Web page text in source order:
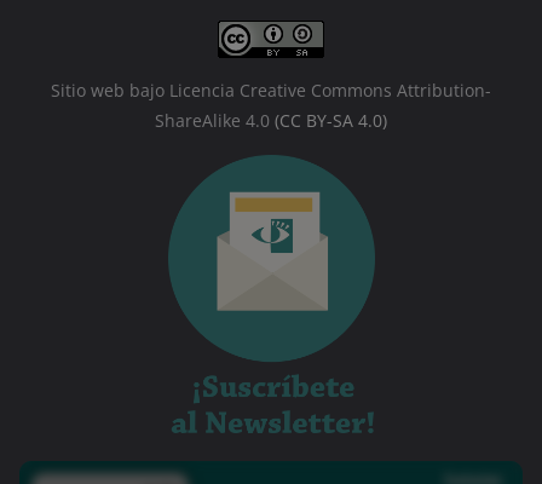
Sitio web bajo Licencia Creative Commons Attribution-
ShareAlike 4.0 (CC BY-SA 4.0)